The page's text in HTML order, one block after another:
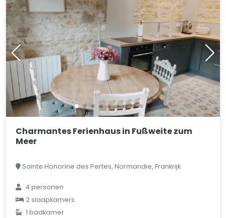
Charmantes Ferienhaus in Fußweite zum
Meer
Sainte Honorine des Pertes, Normandie, Frankrijk
4 personen
2 slaapkamers
1 badkamer